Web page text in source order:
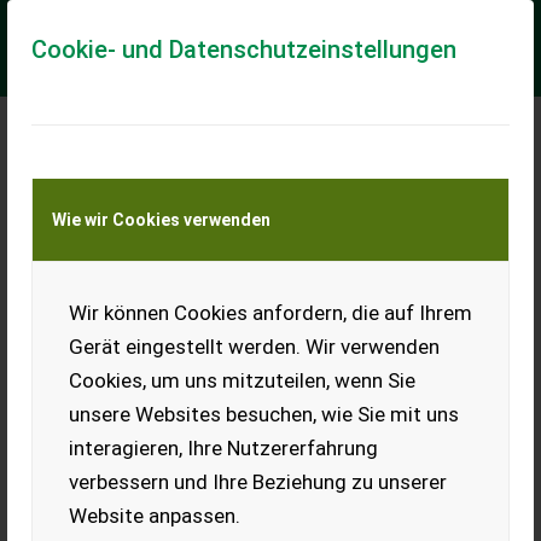
Cookie- und Datenschutzeinstellungen
Wie wir Cookies verwenden
Wir können Cookies anfordern, die auf Ihrem
Gerät eingestellt werden. Wir verwenden
Cookies, um uns mitzuteilen, wenn Sie
unsere Websites besuchen, wie Sie mit uns
interagieren, Ihre Nutzererfahrung
verbessern und Ihre Beziehung zu unserer
Website anpassen.
Meine Transportkostenanfrage
Transport von Land- und Baumaschinen –
KEINE Tiertransporte
Capello GS 600
Capello Schneidwerk.
EUR 0